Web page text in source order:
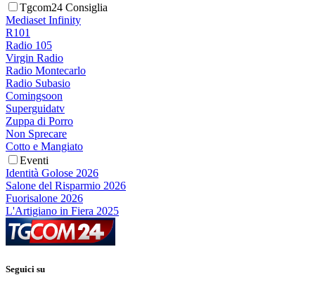
Tgcom24 Consiglia
Mediaset Infinity
R101
Radio 105
Virgin Radio
Radio Montecarlo
Radio Subasio
Comingsoon
Superguidatv
Zuppa di Porro
Non Sprecare
Cotto e Mangiato
Eventi
Identità Golose 2026
Salone del Risparmio 2026
Fuorisalone 2026
L'Artigiano in Fiera 2025
Seguici su